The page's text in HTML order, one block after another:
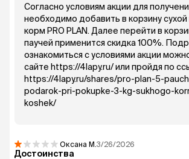
Согласно условиям акции для
необходимо добавить в корзину
корм PRO PLAN. Далее перейти в
паучей применится скидка 100%.
ознакомиться с условиями акции
сайте https://4lapy.ru/ или пройдя по
https://4lapy.ru/shares/pro-plan-5-
podarok-pri-pokupke-3-kg-sukhogo-
koshek/
Оксана М. 3/26/2026
Достоинства